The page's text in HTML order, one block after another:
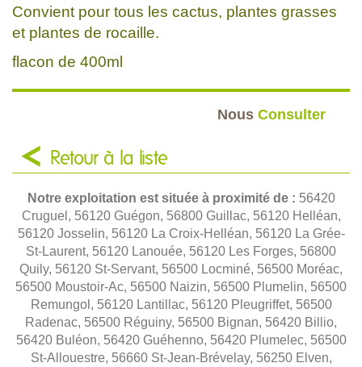
Convient pour tous les cactus, plantes grasses
et plantes de rocaille.
flacon de 400ml
Nous Consulter
Retour à la liste
Notre exploitation est située à proximité de : 56420
Cruguel, 56120 Guégon, 56800 Guillac, 56120 Helléan,
56120 Josselin, 56120 La Croix-Helléan, 56120 La Grée-
St-Laurent, 56120 Lanouée, 56120 Les Forges, 56800
Quily, 56120 St-Servant, 56500 Locminé, 56500 Moréac,
56500 Moustoir-Ac, 56500 Naizin, 56500 Plumelin, 56500
Remungol, 56120 Lantillac, 56120 Pleugriffet, 56500
Radenac, 56500 Réguiny, 56500 Bignan, 56420 Billio,
56420 Buléon, 56420 Guéhenno, 56420 Plumelec, 56500
St-Allouestre, 56660 St-Jean-Brévelay, 56250 Elven,